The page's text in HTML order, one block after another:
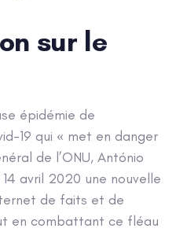
sur le
épidémie de
19 qui « met en danger
de l’ONU, António
avril 2020 une nouvelle
de faits et de
en combattant ce fléau